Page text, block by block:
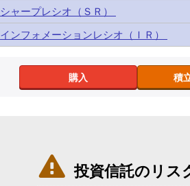
シャープレシオ（ＳＲ）
インフォメーションレシオ（ＩＲ）
購入 積
 投資信託のリス